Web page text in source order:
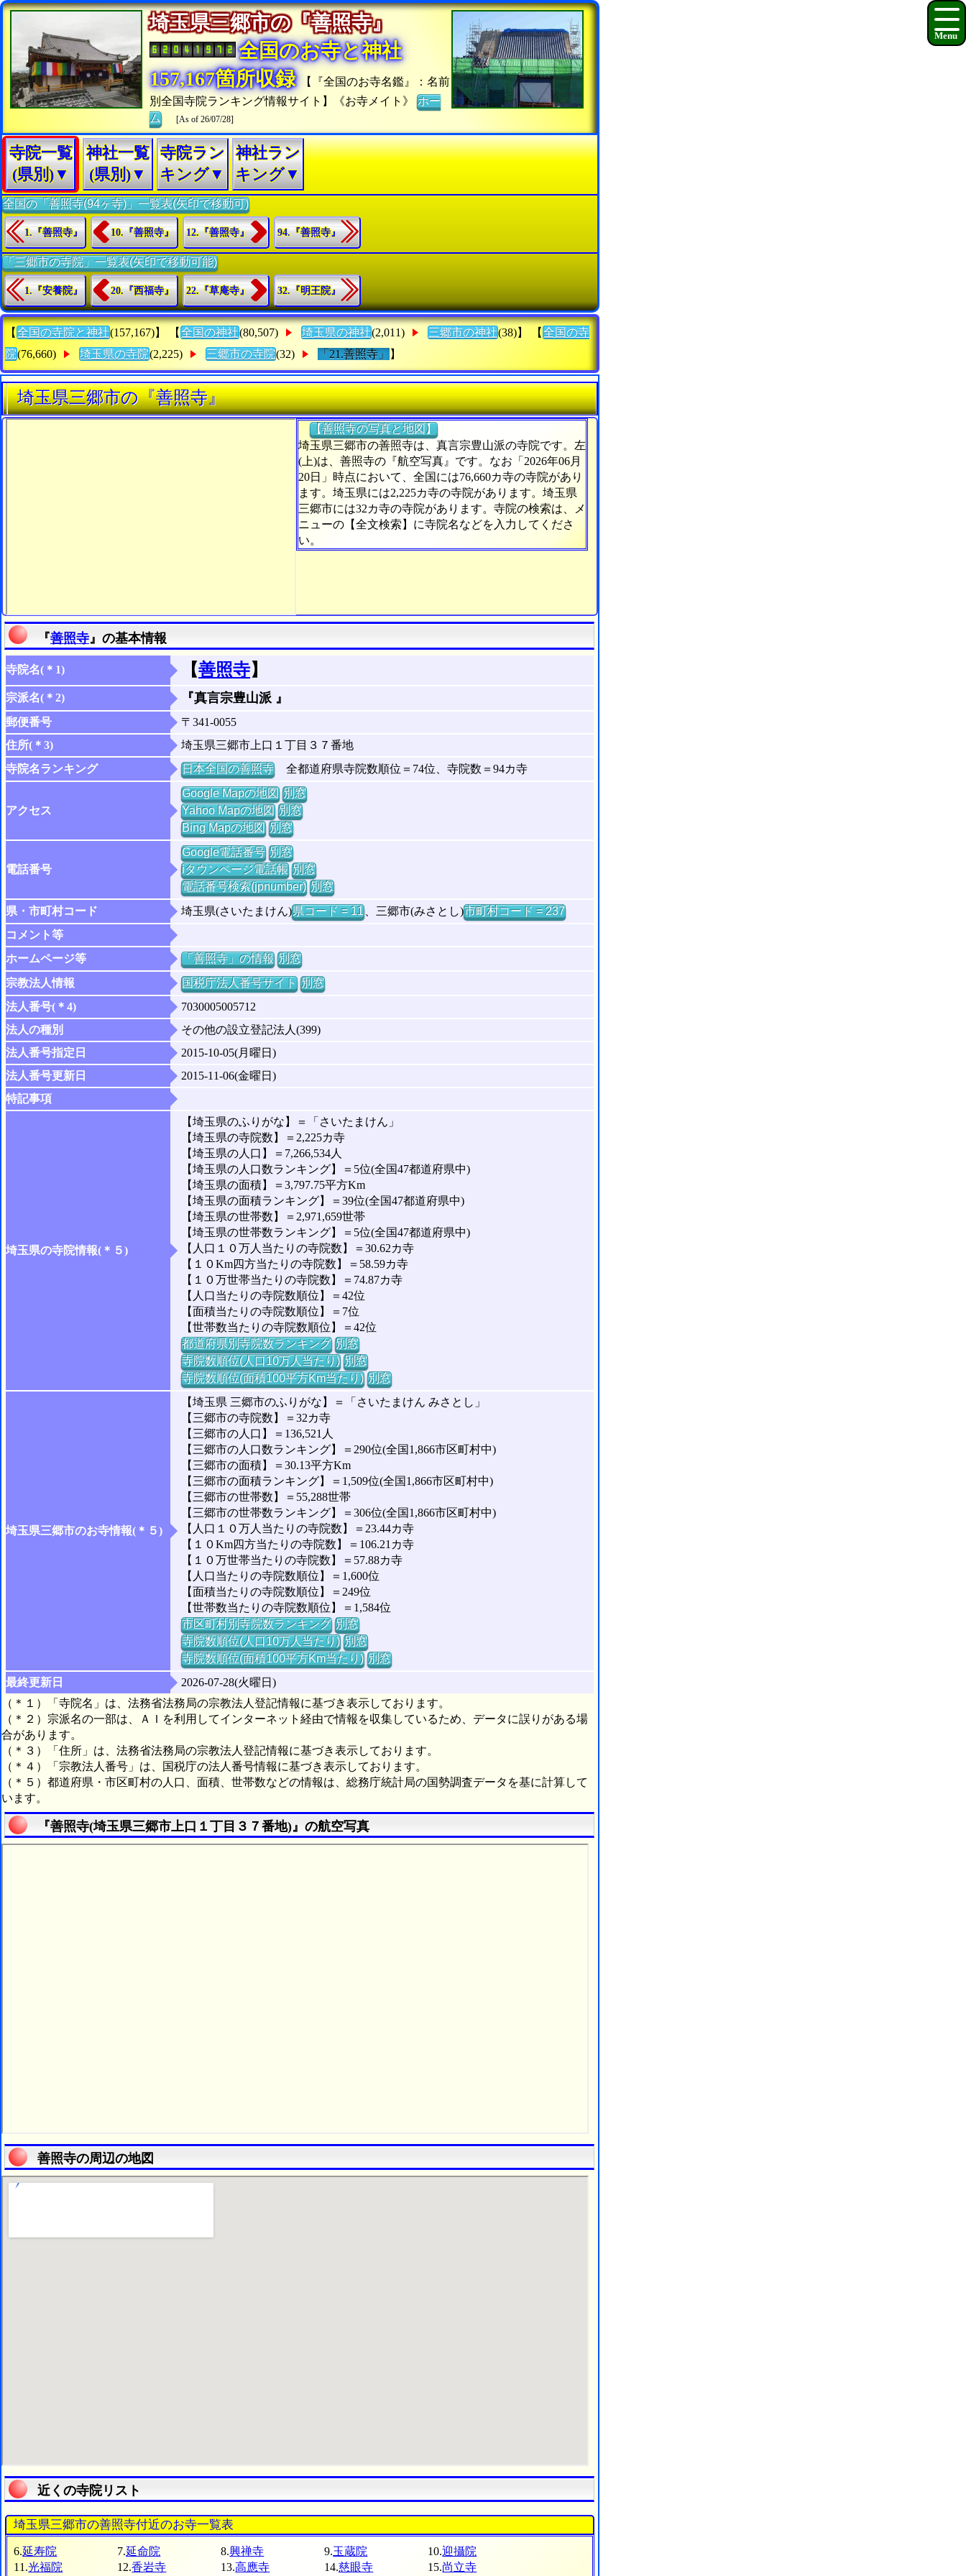
埼玉県三郷市の『善照寺』
全国のお寺と神社
157,167箇所収録
【『全国のお寺名鑑』：名前
別全国寺院ランキング情報サイト】《お寺メイト》ホー
ム
[As of 26/07/28]
寺院一覧
(県別)▼
神社一覧
(県別)▼
寺院ラン
キング▼
神社ラン
キング▼
全国の「善照寺(94ヶ寺)」一覧表(矢印で移動可)
1.『善照寺』 10.『善照寺』 12.『善照寺』 94.『善照寺』
「三郷市の寺院」一覧表(矢印で移動可能)
1.『安養院』 20.『西福寺』 22.『草庵寺』 32.『明王院』
【 全国の寺院と神社(157,167)】 【 全国の神社(80,507) 埼玉県の神社(2,011) 三郷市の神社(38)】 【 全国の寺
院(76,660) 埼玉県の寺院(2,225) 三郷市の寺院(32) 「21.善照寺」 】
埼玉県三郷市の『善照寺』
【善照寺の写真と地図】
埼玉県三郷市の善照寺は、真言宗豊山派の寺院です。左
(上)は、善照寺の『航空写真』です。なお「2026年06月
20日」時点において、全国には76,660カ寺の寺院があり
ます。埼玉県には2,225カ寺の寺院があります。埼玉県
三郷市には32カ寺の寺院があります。寺院の検索は、メ
ニューの【全文検索】に寺院名などを入力してくださ
い。
『善照寺』の基本情報
寺院名(＊1) 【善照寺】
宗派名(＊2) 『真言宗豊山派 』
郵便番号
〒341-0055
住所(＊3)
埼玉県三郷市上口１丁目３７番地
寺院名ランキング
日本全国の善照寺全都道府県寺院数順位＝74位、寺院数＝94カ寺
アクセス
Google Mapの地図 別窓
Yahoo Mapの地図 別窓
Bing Mapの地図 別窓
電話番号
Google電話番号 別窓
iタウンページ電話帳 別窓
電話番号検索(jpnumber) 別窓
県・市町村コード
埼玉県(さいたまけん)県コード = 11、三郷市(みさとし)市町村コード = 237
コメント等
ホームページ等
「善照寺」の情報 別窓
宗教法人情報
国税庁法人番号サイト 別窓
法人番号(＊4)
7030005005712
法人の種別
その他の設立登記法人(399)
法人番号指定日
2015-10-05(月曜日)
法人番号更新日
2015-11-06(金曜日)
特記事項
埼玉県の寺院情報(＊５)
【埼玉県のふりがな】＝「さいたまけん」
【埼玉県の寺院数】＝2,225カ寺
【埼玉県の人口】＝7,266,534人
【埼玉県の人口数ランキング】＝5位(全国47都道府県中)
【埼玉県の面積】＝3,797.75平方Km
【埼玉県の面積ランキング】＝39位(全国47都道府県中)
【埼玉県の世帯数】＝2,971,659世帯
【埼玉県の世帯数ランキング】＝5位(全国47都道府県中)
【人口１０万人当たりの寺院数】＝30.62カ寺
【１０Km四方当たりの寺院数】＝58.59カ寺
【１０万世帯当たりの寺院数】＝74.87カ寺
【人口当たりの寺院数順位】＝42位
【面積当たりの寺院数順位】＝7位
【世帯数当たりの寺院数順位】＝42位
都道府県別寺院数ランキング 別窓
寺院数順位(人口10万人当たり) 別窓
寺院数順位(面積100平方Km当たり) 別窓
埼玉県三郷市のお寺情報(＊５)
【埼玉県 三郷市のふりがな】＝「さいたまけん みさとし」
【三郷市の寺院数】＝32カ寺
【三郷市の人口】＝136,521人
【三郷市の人口数ランキング】＝290位(全国1,866市区町村中)
【三郷市の面積】＝30.13平方Km
【三郷市の面積ランキング】＝1,509位(全国1,866市区町村中)
【三郷市の世帯数】＝55,288世帯
【三郷市の世帯数ランキング】＝306位(全国1,866市区町村中)
【人口１０万人当たりの寺院数】＝23.44カ寺
【１０Km四方当たりの寺院数】＝106.21カ寺
【１０万世帯当たりの寺院数】＝57.88カ寺
【人口当たりの寺院数順位】＝1,600位
【面積当たりの寺院数順位】＝249位
【世帯数当たりの寺院数順位】＝1,584位
市区町村別寺院数ランキング 別窓
寺院数順位(人口10万人当たり) 別窓
寺院数順位(面積100平方Km当たり) 別窓
最終更新日
2026-07-28(火曜日)
（＊１）「寺院名」は、法務省法務局の宗教法人登記情報に基づき表示しております。
（＊２）宗派名の一部は、ＡＩを利用してインターネット経由で情報を収集しているため、データに誤りがある場
合があります。
（＊３）「住所」は、法務省法務局の宗教法人登記情報に基づき表示しております。
（＊４）「宗教法人番号」は、国税庁の法人番号情報に基づき表示しております。
（＊５）都道府県・市区町村の人口、面積、世帯数などの情報は、総務庁統計局の国勢調査データを基に計算して
います。
『善照寺(埼玉県三郷市上口１丁目３７番地)』の航空写真
善照寺の周辺の地図
近くの寺院リスト
埼玉県三郷市の善照寺付近のお寺一覧表
6.延寿院 7.延命院 8.興禅寺 9.玉蔵院 10.迎攝院
11.光福院 12.香岩寺 13.高應寺 14.慈眼寺 15.尚立寺